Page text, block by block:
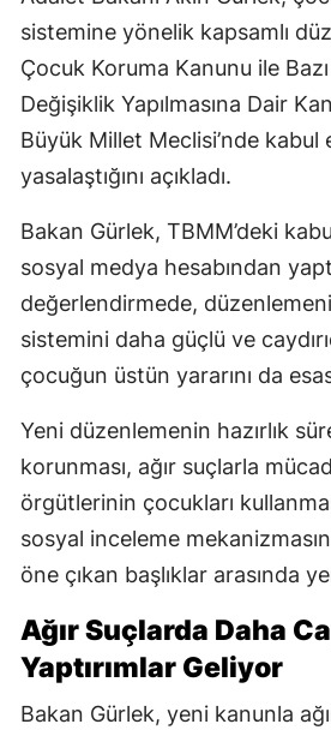
sistemine yönelik kapsamlı
Çocuk Koruma Kanunu ile
Değişiklik Yapılmasına Dair
Büyük Millet Meclisi’nde kabul
yasalaştığını açıkladı.
Bakan Gürlek, TBMM’deki
sosyal medya hesabından
değerlendirmede,
sistemini daha güçlü ve
çocuğun üstün yararını da
Yeni düzenlemenin hazırlık
korunması, ağır suçlarla
örgütlerinin çocukları
sosyal inceleme
öne çıkan başlıklar arasında
Ağır Suçlarda Daha
Yaptırımlar Geliyor
Bakan Gürlek, yeni kanunla